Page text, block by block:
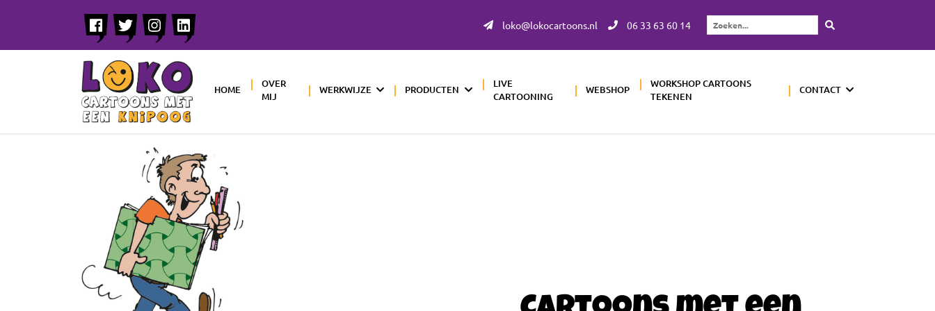
loko@lokocartoons.nl 06 33 63 60 14
Zoeken...
HOME
OVER
MIJ
WERKWIJZE PRODUCTEN
LIVE
CARTOONING
WEBSHOP
WORKSHOP CARTOONS
TEKENEN
CONTACT